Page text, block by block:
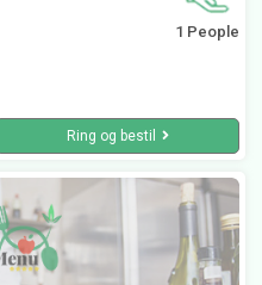
1 People
Ring og bestil